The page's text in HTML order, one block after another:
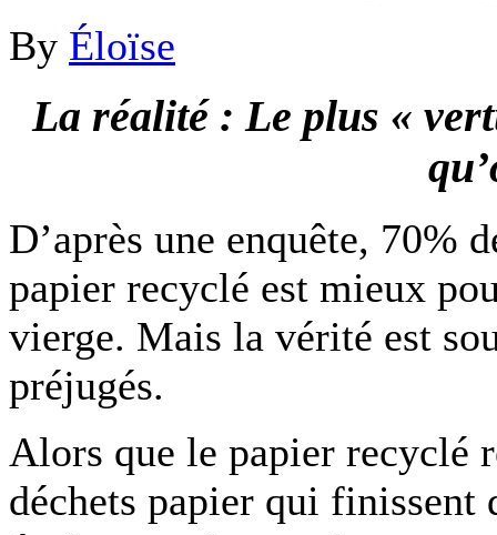
By Éloïse
La réalité : Le plus «
D’après une enquête, 70%
papier recyclé est mieux
vierge. Mais la vérité est
préjugés.
Alors que le papier recyclé
déchets papier qui finissent